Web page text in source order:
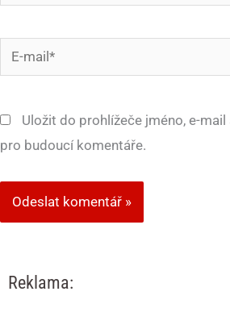
mail*
Uložit do prohlížeče jméno, e-
pro budoucí komentáře.
Reklama: